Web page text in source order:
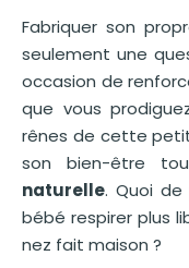
Fabriquer son
seulement une
occasion de
que vous
rênes de cette
son bien-être
naturelle. Quoi
bébé respirer plus
nez fait maison ?